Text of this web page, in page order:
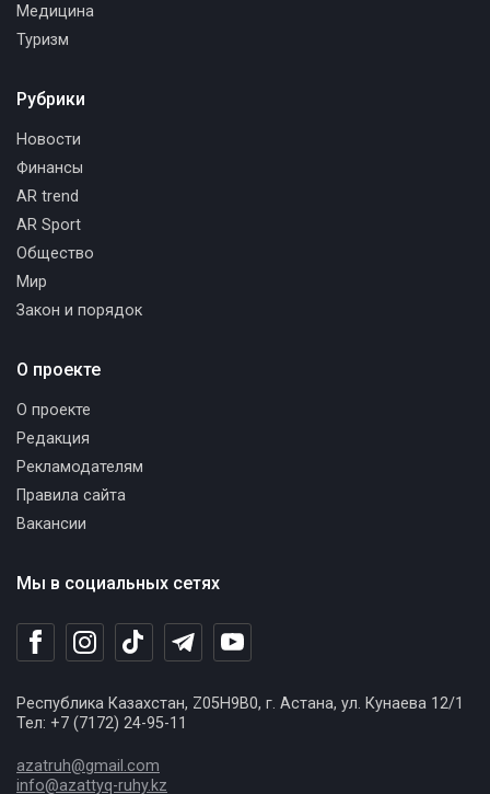
Медицина
Туризм
Мы в социальных сетях
Республика Казахстан, Z05H9B0, г. Астана, ул. Кунаева 12/1
Тел: +7 (7172) 24-95-11
azatruh@gmail.com
info@azattyq-ruhy.kz
Рубрики
Новости
Финансы
AR trend
AR Sport
Общество
Мир
Закон и порядок
О проекте
О проекте
Редакция
Рекламодателям
Правила сайта
Вакансии